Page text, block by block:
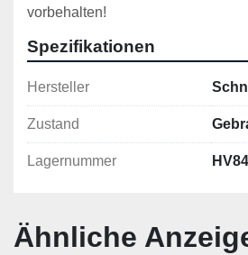
vorbehalten!
Spezifikationen
Hersteller
Zustand
Lagernummer
Ähnliche